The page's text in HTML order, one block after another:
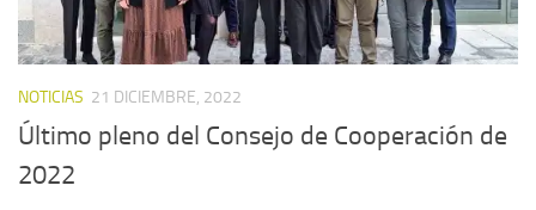
NOTICIAS 21 DICIEMBRE, 2022
Último pleno del Consejo de Cooperación de
2022